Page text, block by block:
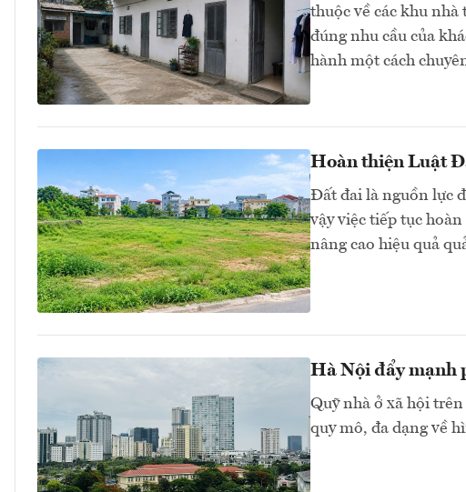
thuộc về các khu
đúng nhu cầu của
hành một cách
Hoàn thiện Luật
Đất đai là nguồn lực
vậy việc tiếp tục
nâng cao hiệu quả
Hà Nội đẩy mạnh
Quỹ nhà ở xã hội
quy mô, đa dạng về